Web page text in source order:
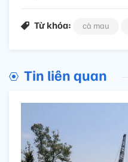
Từ khóa: cà mau
Tin liên quan